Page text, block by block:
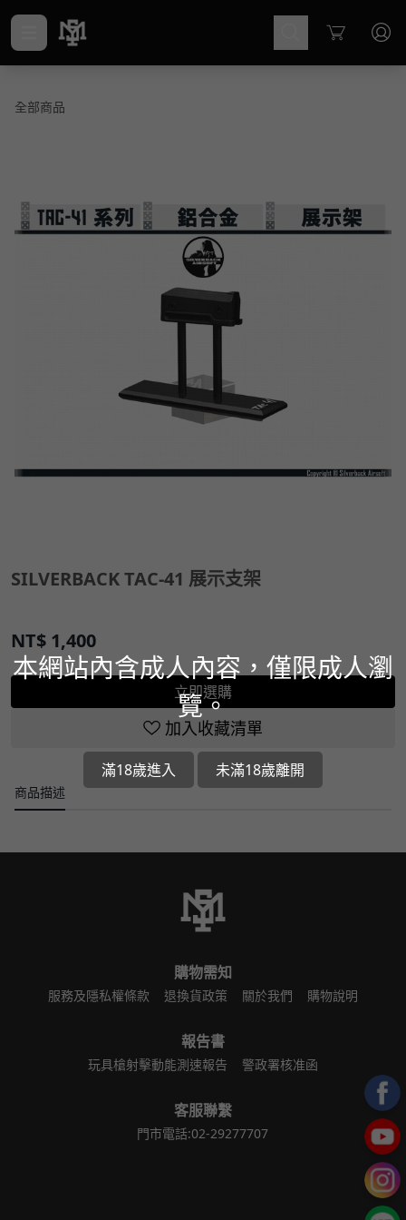
Cart
全部商品
SILVERBACK TAC-41 展示支架
NT$ 1,400
立即選購
加入收藏清單
商品描述
購物需知
服務及隱私權條款 退換貨政策 關於我們 購物說明
報告書
玩具槍射擊動能測速報告 警政署核准函
客服聯繫
門市電話:02-29277707
本網站內含成人內容，僅限成人瀏
覽。
滿18歲進入 未滿18歲離開